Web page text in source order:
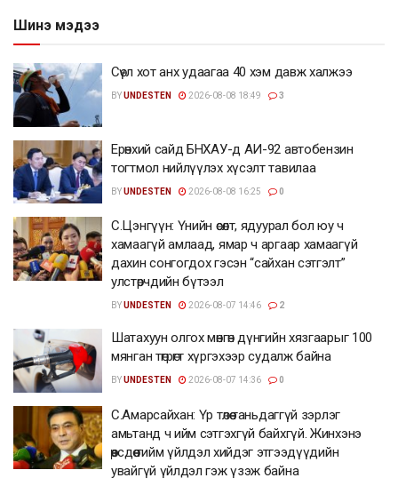
Шинэ мэдээ
Сөүл хот анх удаагаа 40 хэм давж халжээ
BYUNDESTEN 2026-08-08 18:49 3
Ерөнхий сайд БНХАУ-д АИ-92 автобензин
тогтмол нийлүүлэх хүсэлт тавилаа
BYUNDESTEN 2026-08-08 16:25 0
С.Цэнгүүн: Үнийн өсөлт, ядуурал бол юу ч
хамаагүй амлаад, ямар ч аргаар хамаагүй
дахин сонгогдох гэсэн “сайхан сэтгэлт”
улстөрчдийн бүтээл
BYUNDESTEN 2026-08-07 14:46 2
Шатахуун олгох мөнгөн дүнгийн хязгаарыг 100
мянган төгрөгт хүргэхээр судалж байна
BYUNDESTEN 2026-08-07 14:36 0
С.Амарсайхан: Үр төлөө таньдаггүй зэрлэг
амьтанд ч ийм сэтгэхгүй байхгүй. Жинхэнэ
өөрсдөө тийм үйлдэл хийдэг этгээдүүдийн
увайгүй үйлдэл гэж үзэж байна